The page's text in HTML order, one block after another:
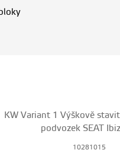
KW Variant 1 Výškově
podvozek SEAT
10281015